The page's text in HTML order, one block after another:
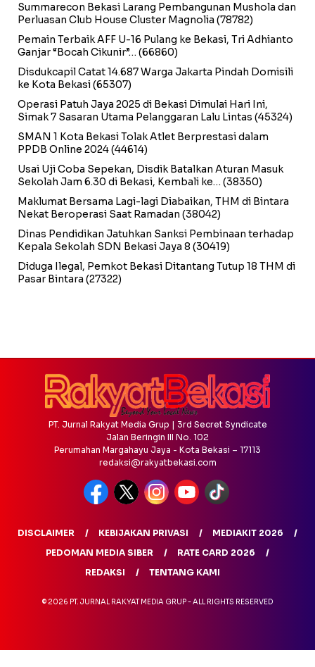
Summarecon Bekasi Larang Pembangunan Mushola dan
Perluasan Club House Cluster Magnolia (78782)
Pemain Terbaik AFF U-16 Pulang ke Bekasi, Tri Adhianto
Ganjar “Bocah Cikunir”… (66860)
Disdukcapil Catat 14.687 Warga Jakarta Pindah Domisili
ke Kota Bekasi(65307)
Operasi Patuh Jaya 2025 di Bekasi Dimulai Hari Ini,
Simak 7 Sasaran Utama Pelanggaran Lalu Lintas (45324)
SMAN 1 Kota Bekasi Tolak Atlet Berprestasi dalam
PPDB Online 2024(44614)
Usai Uji Coba Sepekan, Disdik Batalkan Aturan Masuk
Sekolah Jam 6.30 di Bekasi, Kembali ke… (38350)
Maklumat Bersama Lagi-lagi Diabaikan, THM di Bintara
Nekat Beroperasi Saat Ramadan (38042)
Dinas Pendidikan Jatuhkan Sanksi Pembinaan terhadap
Kepala Sekolah SDN Bekasi Jaya 8 (30419)
Diduga Ilegal, Pemkot Bekasi Ditantang Tutup 18 THM di
Pasar Bintara (27322)
PT. Jurnal Rakyat Media Grup | 3rd Secret Syndicate
Jalan Beringin III No. 102
Perumahan Margahayu Jaya - Kota Bekasi – 17113
redaksi@rakyatbekasi.com
DISCLAIMER KEBIJAKAN PRIVASI
MEDIAKIT 2026
PEDOMAN MEDIA SIBER
RATE CARD 2026
REDAKSI
TENTANG KAMI
© 2026 PT. JURNAL RAKYAT MEDIA GRUP - ALL RIGHTS RESERVED